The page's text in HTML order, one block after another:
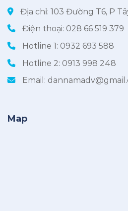
Địa chỉ: 103 Đường T6, P
Điện thoại: 028 66 519 379
Hotline 1: 0932 693 588
Hotline 2: 0913 998 248
Email:
Map